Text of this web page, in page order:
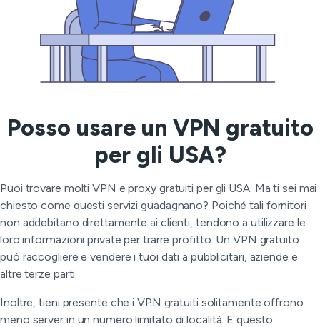
Posso usare un VPN gratuito
per gli USA?
Puoi trovare molti VPN e proxy gratuiti per gli USA. Ma ti sei mai
chiesto come questi servizi guadagnano? Poiché tali fornitori
non addebitano direttamente ai clienti, tendono a utilizzare le
loro informazioni private per trarre profitto. Un VPN gratuito
può raccogliere e vendere i tuoi dati a pubblicitari, aziende e
altre terze parti.
Inoltre, tieni presente che i VPN gratuiti solitamente offrono
meno server in un numero limitato di località. E questo